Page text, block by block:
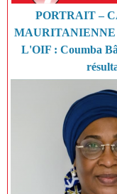
PORTRAIT –
L'OIF : Coumba